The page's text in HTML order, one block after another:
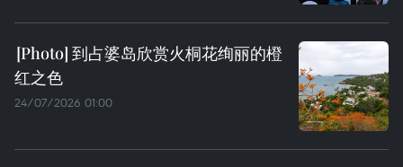
到占婆岛欣赏火桐花绚丽的橙
红之色
24/07/2026 01:00